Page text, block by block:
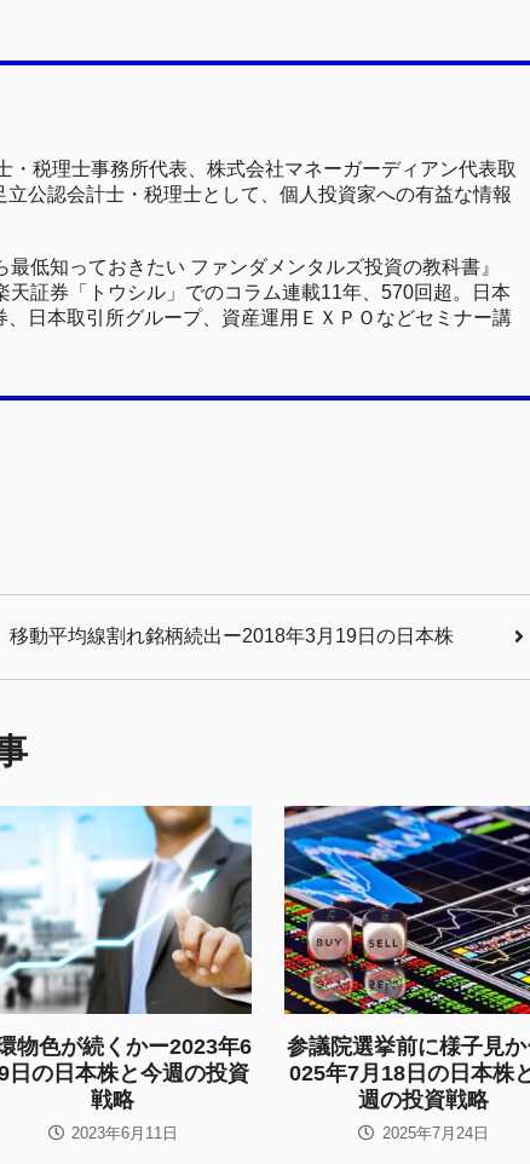
・税理士事務所代表、株式会社マネーガーディアン代表取
公認会計士・税理士として、個人投資家への有益な情報
低知っておきたい ファンダメンタルズ投資の教科書』
天証券「トウシル」でのコラム連載11年、570回超。日本
日本取引所グループ、資産運用ＥＸＰＯなどセミナー講
移動平均線割れ銘柄続出ー2018年3月19日の日本株
物色が続くかー2023年6
日の日本株と今週の投資
戦略
2023年6月11日
参議院選挙前に様子見
025年7月18日の日本株
週の投資戦略
2025年7月24日